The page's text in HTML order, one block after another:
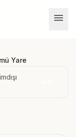
menu
Yare